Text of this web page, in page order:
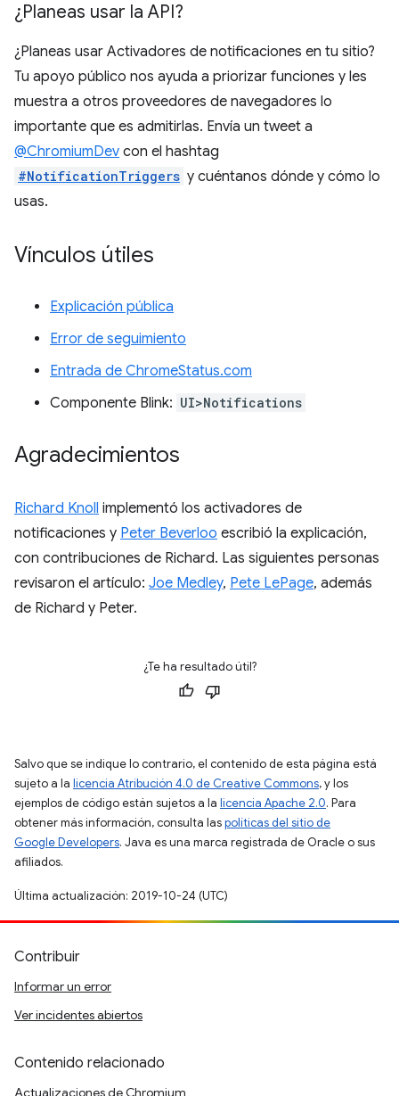
¿Planeas usar la API?
¿Planeas usar Activadores de notificaciones en tu sitio?
Tu apoyo público nos ayuda a priorizar funciones y les
muestra a otros proveedores de navegadores lo
importante que es admitirlas. Envía un tweet a
@ChromiumDev con el hashtag
#NotificationTriggers y cuéntanos dónde y cómo lo
usas.
Vínculos útiles
Explicación pública
Error de seguimiento
Entrada de ChromeStatus.com
Componente Blink: UI>Notifications
Agradecimientos
Richard Knoll implementó los activadores de
notificaciones y Peter Beverloo escribió la explicación,
con contribuciones de Richard. Las siguientes personas
revisaron el artículo: Joe Medley, Pete LePage, además
de Richard y Peter.
¿Te ha resultado útil?
Salvo que se indique lo contrario, el contenido de esta página está
sujeto a la licencia Atribución 4.0 de Creative Commons, y los
ejemplos de código están sujetos a la licencia Apache 2.0. Para
obtener más información, consulta laspolíticas del sitio de
Google Developers. Java es una marca registrada de Oracle o sus
afiliados.
Última actualización: 2019-10-24 (UTC)
Contribuir
Informar un error
Ver incidentes abiertos
Contenido relacionado
Actualizaciones de Chromium